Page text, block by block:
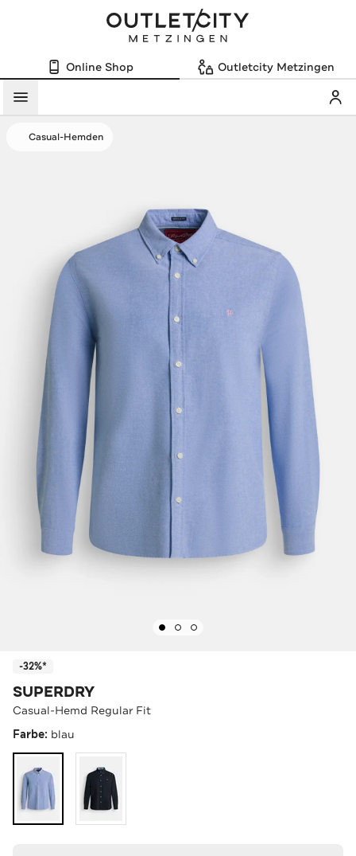
Online Shop Outletcity Metzingen
Menü
Casual-Hemden
-32%*
SUPERDRY
Casual-Hemd Regular Fit
Farbe: blau